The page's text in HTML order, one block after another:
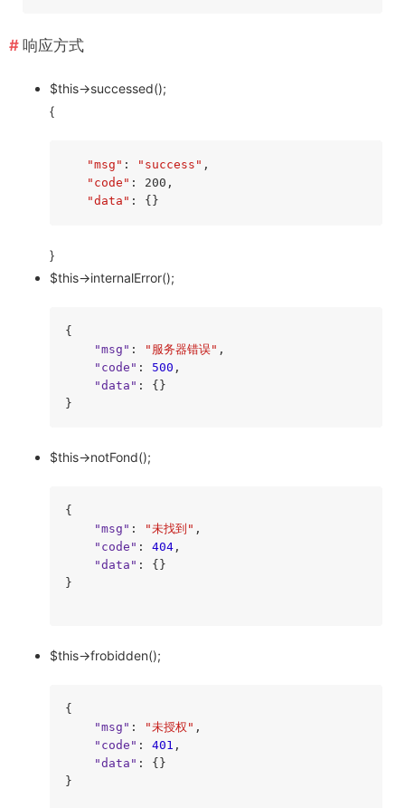
响应方式
$this->successed();
{
"msg" : "success" ,
"code" : 200,
"data" : {}
}
$this->internalError();
{
"msg" : "服务器错误" ,
"code" : 500 ,
"data" : {}
$this->notFond();
{
"msg" : "未找到" ,
"code" : 404,
"data" : {}
}
$this->frobidden();
{
"msg" : "未授权" ,
"code" : 401 ,
"data" : {}
}